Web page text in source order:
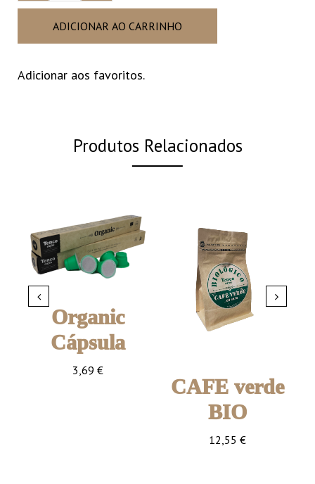
ADICIONAR AO CARRINHO
Adicionar aos favoritos.
Produtos Relacionados
Organic
Cápsula
3,69 €
CAFE verde
BIO
12,55 €